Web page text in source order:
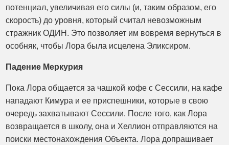
потенциал, увеличивая его силы (и, таким образом, его
скорость) до уровня, который считал невозможным
стражник ОДИН. Это позволяет им вовремя вернуться в
особняк, чтобы Лора была исцелена Эликсиром.
Падение Меркурия
Пока Лора общается за чашкой кофе с Сессили, на кафе
нападают Кимура и ее приспешники, которые в свою
очередь захватывают Сессили. После того, как Лора
возвращается в школу, она и Хеллион отправляются на
поиски местонахождения Объекта. Лора допрашивает